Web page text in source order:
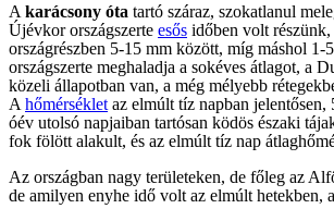
A karácsony óta tartó száraz, szokatlanul
Újévkor országszerte esős időben volt részünk,
országrészben 5-15 mm között, míg máshol
országszerte meghaladja a sokéves átlagot, a
közeli állapotban van, a még mélyebb
A hőmérséklet az elmúlt tíz napban
óév utolsó napjaiban tartósan ködös északi
fok fölött alakult, és az elmúlt tíz nap
Az országban nagy területeken, de főleg az
de amilyen enyhe idő volt az elmúlt hetekben,